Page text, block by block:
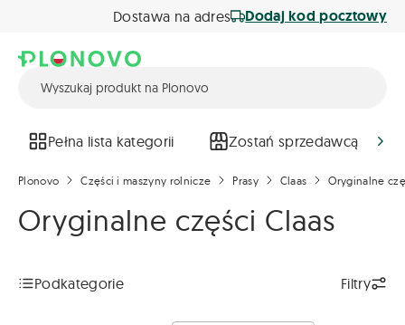
Dostawa na adres Dodaj kod pocztowy
Pełna lista kategorii Zostań sprzedawcą
Plonovo Części i maszyny rolnicze Prasy Claas Oryginalne
Oryginalne części Claas
Podkategorie Filtry